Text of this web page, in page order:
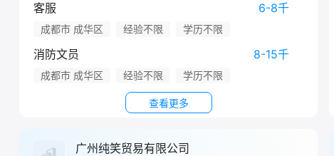
客服 6-8千
成都市 成华区 经验不限 学历不限
消防文员 8-15千
成都市 成华区 经验不限 学历不限
查看更多
广州纯笑贸易有限公司